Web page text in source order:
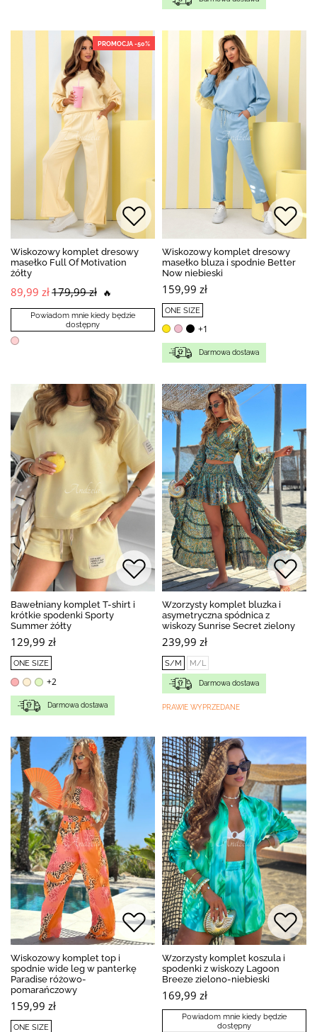
PROMOCJA -50%
Wiskozowy komplet dresowy
masełko Full Of Motivation
żółty
89,99 zł179,99 zł 🔥
Powiadom mnie kiedy będzie
dostępny
Wiskozowy komplet dresowy
masełko bluza i spodnie Better
Now niebieski
159,99 zł
ONE SIZE
+1
Darmowa dostawa
Bawełniany komplet T-shirt i
krótkie spodenki Sporty
Summer żółty
129,99 zł
ONE SIZE
+2
Darmowa dostawa
Wzorzysty komplet bluzka i
asymetryczna spódnica z
wiskozy Sunrise Secret zielony
239,99 zł
S/M M/L
Darmowa dostawa
PRAWIE WYPRZEDANE
Wiskozowy komplet top i
spodnie wide leg w panterkę
Paradise różowo-
pomarańczowy
159,99 zł
ONE SIZE
Wzorzysty komplet koszula i
spodenki z wiskozy Lagoon
Breeze zielono-niebieski
169,99 zł
Powiadom mnie kiedy będzie
dostępny